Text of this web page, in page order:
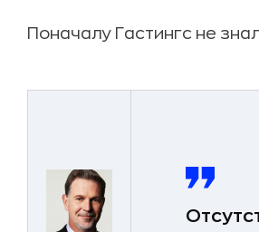
Поначалу Гастингс не